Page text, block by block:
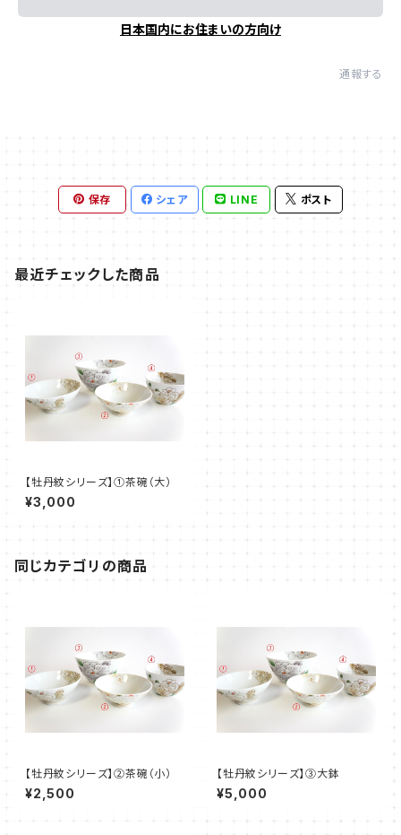
日本国内にお住まいの方向け
通報する
保存 シェア LINE ポスト
最近チェックした商品
【牡丹紋シリーズ】①茶碗（大）
¥3,000
同じカテゴリの商品
【牡丹紋シリーズ】②茶碗（小）
¥2,500
【牡丹紋シリーズ】③大鉢
¥5,000